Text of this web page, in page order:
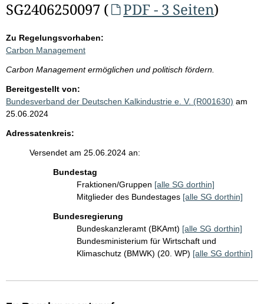
SG2406250097 (
PDF - 3 Seiten)
Zu Regelungsvorhaben:
Carbon Management
Carbon Management ermöglichen und politisch fördern.
Bereitgestellt von:
Bundesverband der Deutschen Kalkindustrie e. V. (R001630) am
25.06.2024
Adressatenkreis:
Versendet am 25.06.2024 an:
Bundestag
Fraktionen/Gruppen [alle SG dorthin]
Mitglieder des Bundestages [alle SG dorthin]
Bundesregierung
Bundeskanzleramt (BKAmt) [alle SG dorthin]
Bundesministerium für Wirtschaft und
Klimaschutz (BMWK) (20. WP) [alle SG dorthin]